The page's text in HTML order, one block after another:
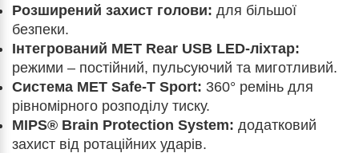
Розширений захист голови: для більшої
безпеки.
Інтегрований MET Rear USB LED-ліхтар:
режими – постійний, пульсуючий та миготливий.
Система MET Safe-T Sport: 360° ремінь для
рівномірного розподілу тиску.
MIPS® Brain Protection System: додатковий
захист від ротаційних ударів.